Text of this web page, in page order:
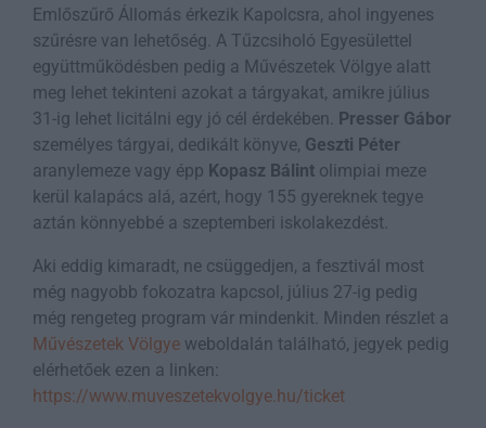
Emlőszűrő Állomás érkezik Kapolcsra, ahol ingyenes
szűrésre van lehetőség. A Tűzcsiholó Egyesülettel
együttműködésben pedig a Művészetek Völgye alatt
meg lehet tekinteni azokat a tárgyakat, amikre július
31-ig lehet licitálni egy jó cél érdekében. Presser Gábor
személyes tárgyai, dedikált könyve, Geszti Péter
aranylemeze vagy épp Kopasz Bálint olimpiai meze
kerül kalapács alá, azért, hogy 155 gyereknek tegye
aztán könnyebbé a szeptemberi iskolakezdést.
Aki eddig kimaradt, ne csüggedjen, a fesztivál most
még nagyobb fokozatra kapcsol, július 27-ig pedig
még rengeteg program vár mindenkit. Minden részlet a
Művészetek Völgye weboldalán található, jegyek pedig
elérhetőek ezen a linken:
https://www.muveszetekvolgye.hu/ticket